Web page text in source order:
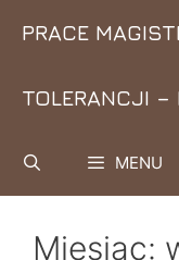
PRACE
TOLERANCJI –
MENU
Miesiąc: